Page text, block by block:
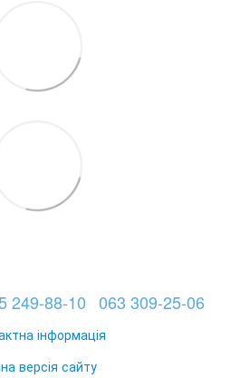
249-88-10 063 309-25-06
інформація
версія сайту